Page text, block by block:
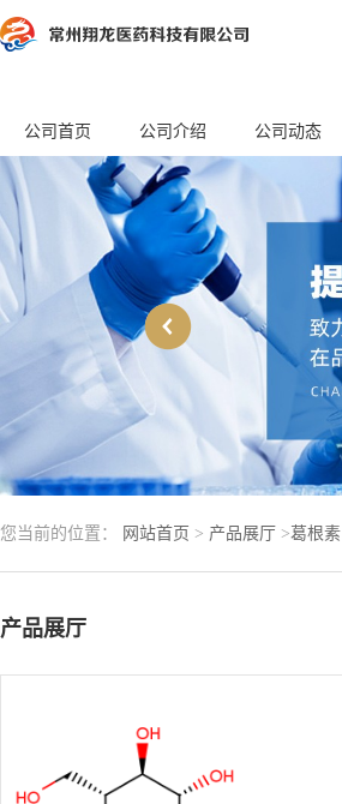
公司首页 公司介绍 公司动态
您当前的位置： 网站首页 > 产品展厅 >葛根素
产品展厅